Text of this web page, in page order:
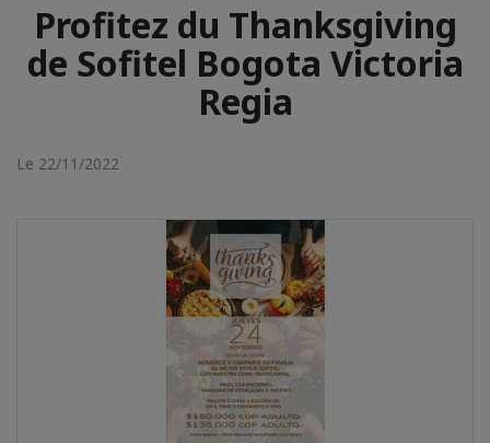
Profitez du Thanksgiving
de Sofitel Bogota Victoria
Regia
Le 22/11/2022